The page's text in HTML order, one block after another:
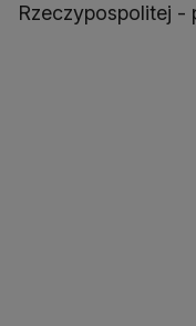
Rzeczypospolitej -